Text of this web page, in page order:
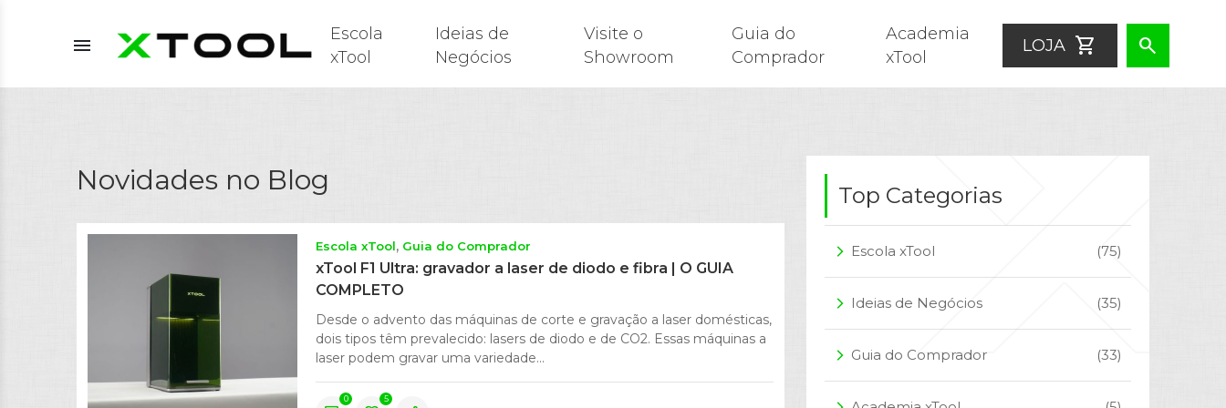
menu
Escola
xTool
Ideias de
Negócios
Visite o
Showroom
Guia do
Comprador
Academia
xTool
LOJA shopping_cart search
Novidades no Blog
Escola xTool Guia do Comprador
xTool F1 Ultra: gravador a laser de diodo e fibra | O GUIA
COMPLETO
Desde o advento das máquinas de corte e gravação a laser domésticas,
dois tipos têm prevalecido: lasers de diodo e de CO2. Essas máquinas a
laser podem gravar uma variedade...
0 5
Top Categorias
arrow_forward_ios Escola xTool (75)
arrow_forward_ios Ideias de Negócios (35)
arrow_forward_ios Guia do Comprador (33)